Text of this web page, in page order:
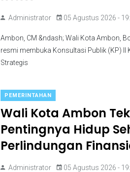
Administrator 05 Agustus 2026 -
Ambon, CM &ndash; Wali Kota Ambon,
resmi membuka Konsultasi Publik (KP) II
Strategis
PEMERINTAHAN
Wali Kota Ambon
Pentingnya Hidup
Perlindungan
Administrator 05 Agustus 2026 -